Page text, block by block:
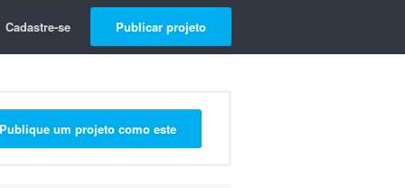
Cadastre-se Publicar projeto
Publique um projeto como este